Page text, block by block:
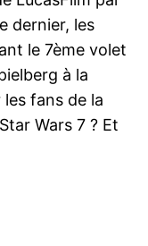
dernier, les
le 7ème volet
à la
fans de la
Wars 7 ? Et